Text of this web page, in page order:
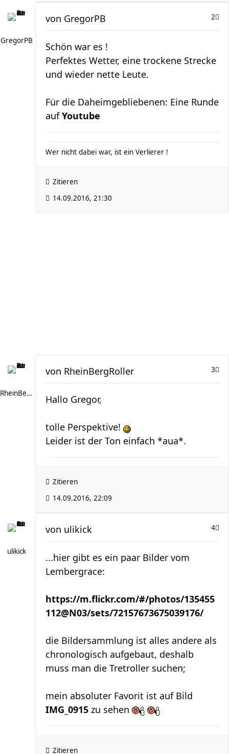
GregorPB
2
von GregorPB
Schön war es !
Perfektes Wetter, eine trockene Strecke
und wieder nette Leute.
Für die Daheimgebliebenen: Eine Runde
aufYoutube
Wer nicht dabei war, ist ein Verlierer !
Zitieren
14.09.2016, 21:30
RheinBergRoller
3
von RheinBergRoller
Hallo Gregor,
tolle Perspektive!
Leider ist der Ton einfach *aua*.
Zitieren
14.09.2016, 22:09
ulikick
4
von ulikick
...hier gibt es ein paar Bilder vom
Lembergrace:
https://m.flickr.com/#/photos/135455
112@N03/sets/72157673675039176/
die Bildersammlung ist alles andere als
chronologisch aufgebaut, deshalb
muss man die Tretroller suchen;
mein absoluter Favorit ist auf Bild
IMG_0915 zu sehen
Zitieren